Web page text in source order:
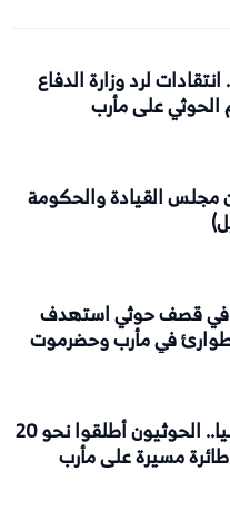
لرد وزارة الدفاع
الحوثي على مأرب
القيادة والحكومة
45 جندياً في قصف حوثي استهدف
في مأرب وحضرموت
مقتل وإصابة 16 مدنيا.. الحوثيون أطلقوا نحو 20